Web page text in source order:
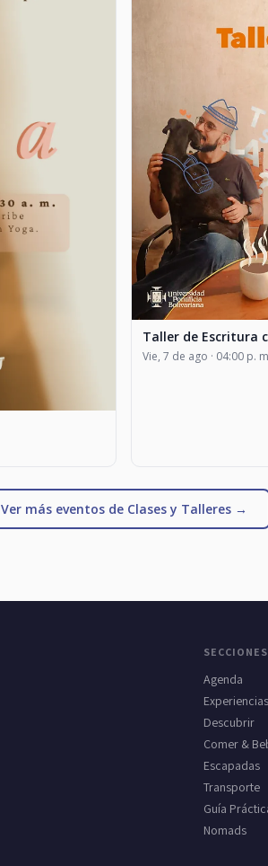
Taller de Escritura
Vie, 7 de ago · 04:00 p.
Ver más eventos de Clases y Talleres →
SECCIONES
Agenda
Experiencias
Descubrir
Comer &
Escapadas
Transporte
Guía
Nomads